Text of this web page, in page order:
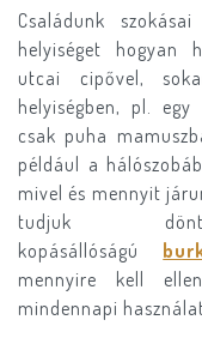
Családunk
helyiséget hogyan
utcai cipővel,
helyiségben, pl.
csak puha
például a
mivel és mennyit
tudjuk
kopásállóságú
mennyire kell
mindennapi